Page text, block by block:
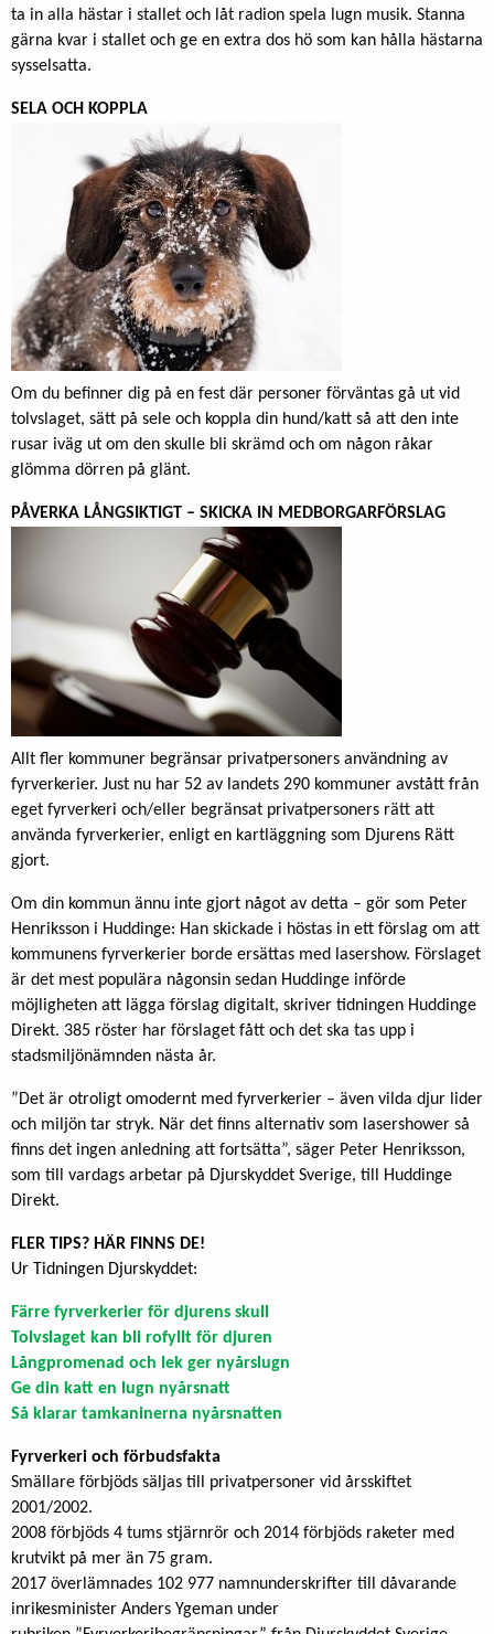
ta in alla hästar i stallet och låt radion spela lugn musik. Stanna
gärna kvar i stallet och ge en extra dos hö som kan hålla hästarna
sysselsatta.
SELA OCH KOPPLA
Om du befinner dig på en fest där personer förväntas gå ut vid
tolvslaget, sätt på sele och koppla din hund/katt så att den inte
rusar iväg ut om den skulle bli skrämd och om någon råkar
glömma dörren på glänt.
PÅVERKA LÅNGSIKTIGT – SKICKA IN MEDBORGARFÖRSLAG
Allt fler kommuner begränsar privatpersoners användning av
fyrverkerier. Just nu har 52 av landets 290 kommuner avstått från
eget fyrverkeri och/eller begränsat privatpersoners rätt att
använda fyrverkerier, enligt en kartläggning som Djurens Rätt
gjort.
Om din kommun ännu inte gjort något av detta – gör som Peter
Henriksson i Huddinge: Han skickade i höstas in ett förslag om att
kommunens fyrverkerier borde ersättas med lasershow. Förslaget
är det mest populära någonsin sedan Huddinge införde
möjligheten att lägga förslag digitalt, skriver tidningen Huddinge
Direkt. 385 röster har förslaget fått och det ska tas upp i
stadsmiljönämnden nästa år.
”Det är otroligt omodernt med fyrverkerier – även vilda djur lider
och miljön tar stryk. När det finns alternativ som lasershower så
finns det ingen anledning att fortsätta”, säger Peter Henriksson,
som till vardags arbetar på Djurskyddet Sverige, till Huddinge
Direkt.
FLER TIPS? HÄR FINNS DE!
Ur Tidningen Djurskyddet:
Färre fyrverkerier för djurens skull
Tolvslaget kan bli rofyllt för djuren
Långpromenad och lek ger nyårslugn
Ge din katt en lugn nyårsnatt
Så klarar tamkaninerna nyårsnatten
Fyrverkeri och förbudsfakta
Smällare förbjöds säljas till privatpersoner vid årsskiftet
2001/2002.
2008 förbjöds 4 tums stjärnrör och 2014 förbjöds raketer med
krutvikt på mer än 75 gram.
2017 överlämnades 102 977 namnunderskrifter till dåvarande
inrikesminister Anders Ygeman under